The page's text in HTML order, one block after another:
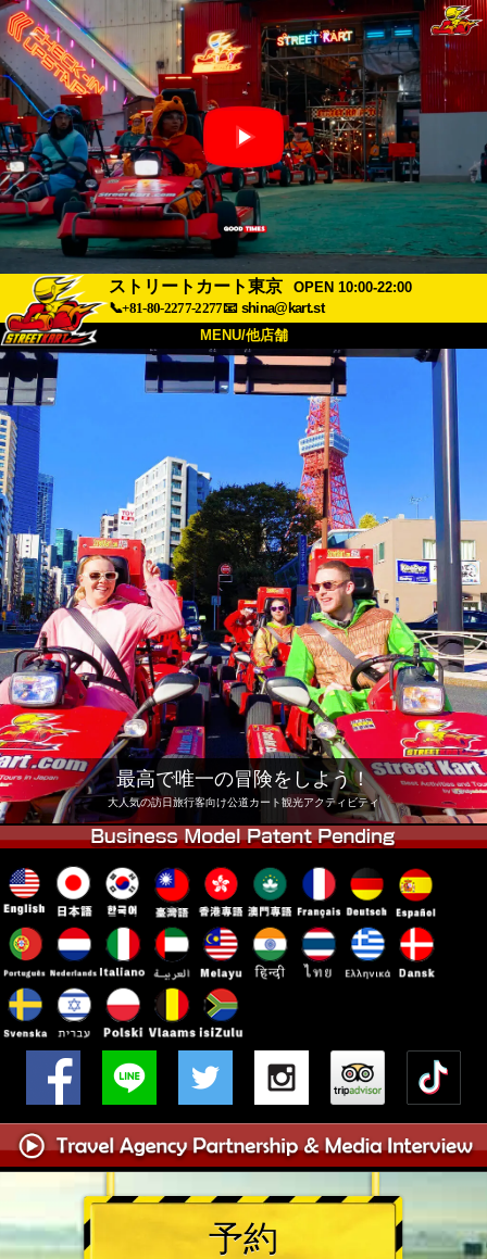
ストリートカート東京
OPEN 10:00-22:00
📞+81-80-2277-2277📧 shina@kart.st
MENU/他店舗
トップ
予約
他店舗
東京 品川 東京 秋葉原 #1
東京 秋葉原 #2 東京 渋谷
東京 渋谷アネックス 東京ベイ
東京 浅草 大阪
沖縄
最高で唯一の冒険をしよう！
大人気の訪日旅行客向け公道カート観光アクティビティ
予約